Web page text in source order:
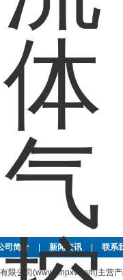
司简介 新闻资讯 联系
限公司(www.hnpxv.com)主营